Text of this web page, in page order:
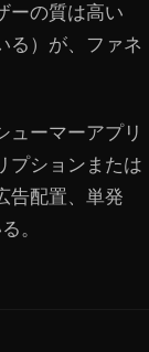
ーの質は高い
る）が、ファネ
ューマーアプリ
プションまたは
告配置、単発
。